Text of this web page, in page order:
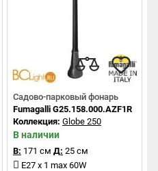
Садово-парковый фонарь
Fumagalli G25.158.000.AZF1R
Коллекция: Globe 250
В наличии
В: 171 см Д: 25 см
E27 x 1 max 60W